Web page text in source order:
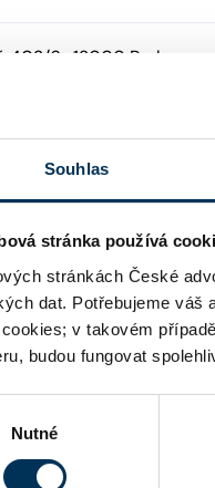
Souhlas
stránka používá
stránkách České
dat. Potřebujeme váš
v takovém
budou fungovat
Nutné
402/6 , 12000 Praha